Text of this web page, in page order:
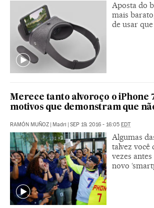
Aposta do
mais
de usar
Merece tanto alvoroço o iPhone
motivos que demonstram que
RAMÓN MUÑOZ Madri SEP 19, 2016 - 16:05 EDT
Algumas
talvez você
vezes
novo